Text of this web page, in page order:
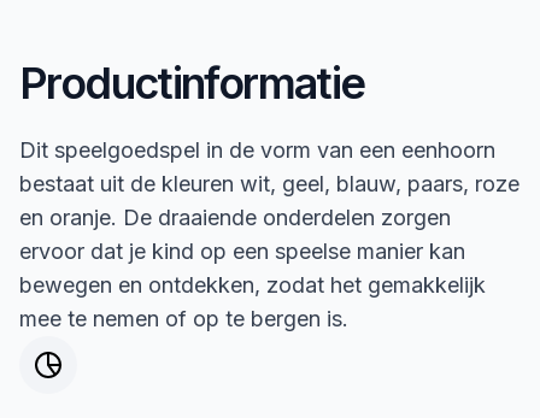
Productinformatie
Dit speelgoedspel in de vorm van een eenhoorn
bestaat uit de kleuren wit, geel, blauw, paars, roze
en oranje. De draaiende onderdelen zorgen
ervoor dat je kind op een speelse manier kan
bewegen en ontdekken, zodat het gemakkelijk
mee te nemen of op te bergen is.